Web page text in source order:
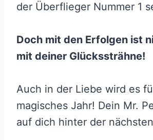
der Überflieger Nummer 1
Doch mit den Erfolgen ist
mit deiner Glückssträhne!
Auch in der Liebe wird es
magisches Jahr! Dein Mr.
auf dich hinter der